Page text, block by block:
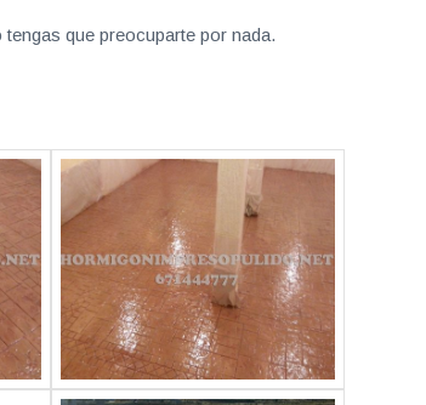
que preocuparte por nada.